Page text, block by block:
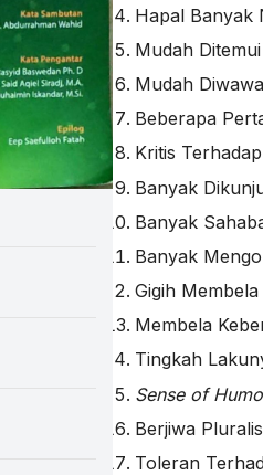
Hapal Banyak
Mudah
Mudah
Beberapa
Kritis
Banyak
Banyak
Banyak
Gigih
Membela
Tingkah
Sense of
Berjiwa Pluralis
Toleran